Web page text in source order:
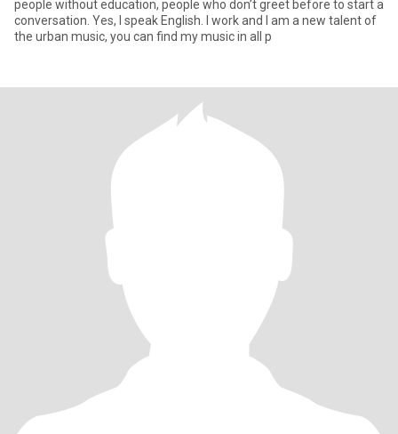
people without education, people who don’t greet before to start a
conversation. Yes, I speak English. I work and I am a new talent of
the urban music, you can find my music in all p